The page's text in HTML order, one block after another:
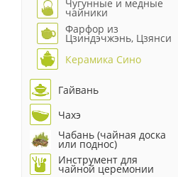
Чугунные и медные
чайники
Фарфор из
Цзиндэчжэнь, Цзянси
Керамика Сино
Гайвань
Чахэ
Чабань (чайная доска
или поднос)
Инструмент для
чайной церемонии